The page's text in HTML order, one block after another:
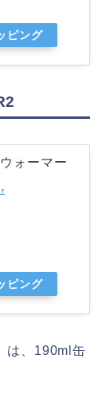
ピング
ォーマー
ピング
は、190ml缶